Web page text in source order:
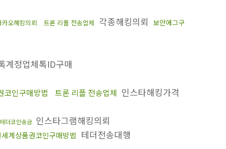
카오해킹의뢰 트론 리플 전송업체 각종해킹의뢰 보안에그구
계정업체톡ID구매
코인구매방법 트론 리플 전송업체 인스타해킹가격
테더코인송금 인스타그램해킹의뢰
세계상품권코인구매방법 테더전송대행